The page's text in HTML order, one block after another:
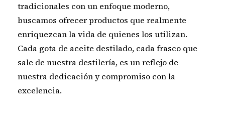
tradicionales con un enfoque moderno,
buscamos ofrecer productos que realmente
enriquezcan la vida de quienes los utilizan.
Cada gota de aceite destilado, cada frasco que
sale de nuestra destilería, es un reflejo de
nuestra dedicación y compromiso con la
excelencia.